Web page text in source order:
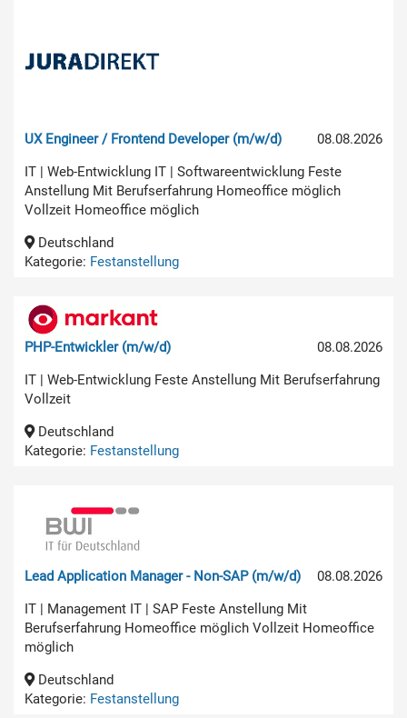
08.08.2026
UX Engineer / Frontend Developer (m/w/d)
IT | Web-Entwicklung IT | Softwareentwicklung Feste
Anstellung Mit Berufserfahrung Homeoffice möglich
Vollzeit Homeoffice möglich
Deutschland
Kategorie: Festanstellung
08.08.2026
PHP-Entwickler (m/w/d)
IT | Web-Entwicklung Feste Anstellung Mit Berufserfahrung
Vollzeit
Deutschland
Kategorie: Festanstellung
08.08.2026
Lead Application Manager - Non-SAP (m/w/d)
IT | Management IT | SAP Feste Anstellung Mit
Berufserfahrung Homeoffice möglich Vollzeit Homeoffice
möglich
Deutschland
Kategorie: Festanstellung